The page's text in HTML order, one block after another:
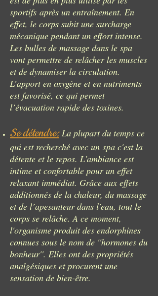
sportifs après un entraînement. En
effet, le corps subit une surcharge
mécanique pendant un effort intense.
Les bulles de massage dans le spa
vont permettre de relâcher les muscles
et de dynamiser la circulation.
L’apport en oxygène et en nutriments
est favorisé, ce qui permet
l’évacuation rapide des toxines.
Se détendre: La plupart du temps ce
qui est recherché avec un spa c'est la
détente et le repos. L'ambiance est
intime et confortable pour un effet
relaxant immédiat. Grâce aux effets
additionnés de la chaleur, du massage
et de l’apesanteur dans l'eau, tout le
corps se relâche. A ce moment,
l'organisme produit des endorphines
connues sous le nom de ''hormones du
bonheur''. Elles ont des propriétés
analgésiques et procurent une
sensation de bien-être.